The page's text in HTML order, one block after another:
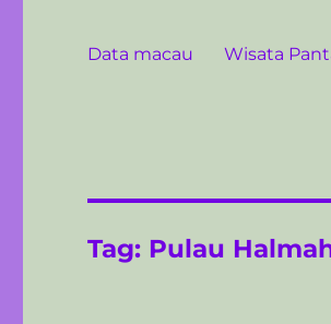
Data macau Wisata
Tag: Pulau